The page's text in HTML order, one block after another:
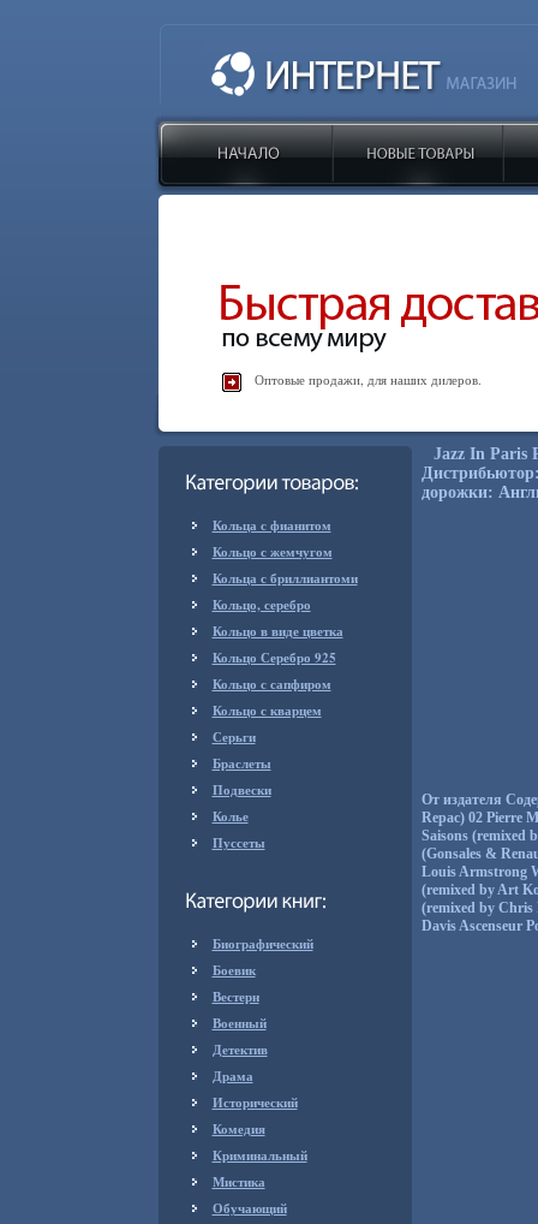
Оптовые продажи, для наших дилеров.
Кольца с фианитом
Кольцо с жемчугом
Кольца с бриллиантоми
Кольцо, серебро
Кольцо в виде цветка
Кольцо Серебро 925
Кольцо с сапфиром
Кольцо с кварцем
Серьги
Браслеты
Подвески
Колье
Пуссеты
Биографический
Боевик
Вестерн
Военный
Детектив
Драма
Исторический
Комедия
Криминальный
Мистика
Обучающий
Jazz In Paris
дорожки:
От издателя
Repac) 02 Pierre
Saisons (remixed
(Gonsales &
Louis Armstrong
(remixed by Art
(remixed by Chris
Davis Ascenseur